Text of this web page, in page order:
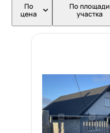
По
цена
По площади
участка